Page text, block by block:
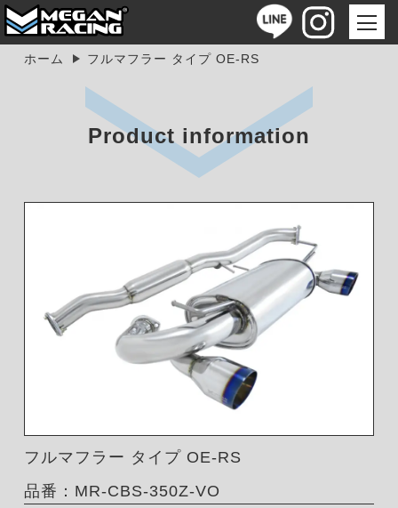
ホーム フルマフラー タイプ OE-RS
Product information
フルマフラー タイプ OE-RS
品番：MR-CBS-350Z-VO